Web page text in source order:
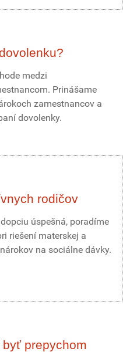
medzi
Prinášame
zamestnancov a
dovolenky.
rodičov
úspešná, poradíme
riešení materskej a
na sociálne dávky.
prepychom